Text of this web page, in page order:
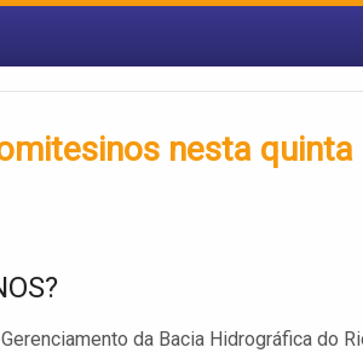
nesta quinta
da Bacia Hidrográfica do